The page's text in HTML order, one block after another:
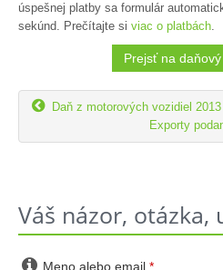
úspešnej platby sa formulár
sekúnd. Prečítajte si viac o platbách.
Prejsť na

Daň z motorových vozidiel 2013
Exporty
Váš názor, otázka,
 Meno alebo email *